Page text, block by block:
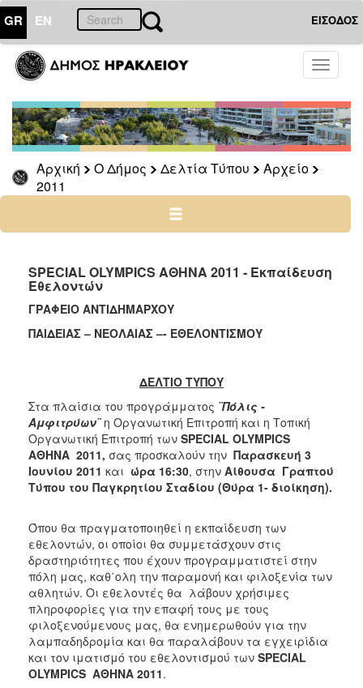
GR EN ΕΙΣΟΔΟΣ
Toggle
Αρχική Ο Δήμος Δελτία Τύπου
Αρχείο
2011
ΔΗΜΟΣ
Δελτία
Τύπου
Αρχείο
2026
2025
2022
2021
2020
2019
2016
2015
2013
2012
2010
2006
ΤΟΠΟΣ
SPECIAL OLYMPICS ΑΘΗΝΑ 2011 - Eκπαίδευση
Eθελοντών
ΓΡΑΦΕΙΟ ΑΝΤΙΔΗΜΑΡΧΟΥ
ΠΑΙΔΕΙΑΣ – ΝΕΟΛΑΙΑΣ –- ΕΘΕΛΟΝΤΙΣΜΟΥ
ΔΕΛΤΙΟ ΤΥΠΟΥ
Στα πλαίσια του προγράμματος ¨Πόλις -
Αμφιτρύων¨ η Οργανωτική Επιτροπή και η Τοπική
Οργανωτική Επιτροπή των SPECIAL OLYMPICS
ΑΘΗΝΑ 2011, σας προσκαλούν την Παρασκευή 3
Ιουνίου 2011 και ώρα 16:30, στην Αίθουσα Γραπτού
Τύπου του Παγκρητίου Σταδίου (Θύρα 1- διοίκηση).
Όπου θα πραγματοποιηθεί η εκπαίδευση των
εθελοντών, οι οποίοι θα συμμετάσχουν στις
δραστηριότητες που έχουν προγραμματιστεί στην
πόλη μας, καθ΄ολη την παραμονή και φιλοξενία των
αθλητών. Οι εθελοντές θα λάβουν χρήσιμες
πληροφορίες για την επαφή τους με τους
φιλοξενούμενους μας, θα ενημερωθούν για την
λαμπαδηδρομία και θα παραλάβουν τα εγχειρίδια
και τον ιματισμό του εθελοντισμού των SPECIAL
OLYMPICS ΑΘΗΝΑ 2011.